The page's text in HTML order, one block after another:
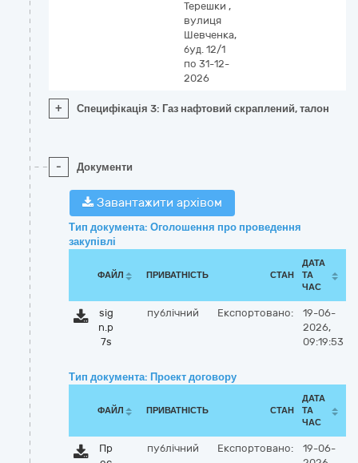
Терешки ,
вулиця
Шевченка,
буд. 12/1
по 31-12-
2026
+ Специфікація 3: Газ нафтовий скраплений, талон
- Документи
Завантажити архівом
Тип документа: Оголошення про проведення
закупівлі
ФАЙЛ ПРИВАТНІСТЬ СТАН
ДАТА
ТА
ЧАС
sig
n.p
7s
публічний Експортовано:
19-06-
2026,
09:19:53
Тип документа: Проект договору
ФАЙЛ ПРИВАТНІСТЬ СТАН
ДАТА
ТА
ЧАС
Пр
публічний Експортовано:
19-06-